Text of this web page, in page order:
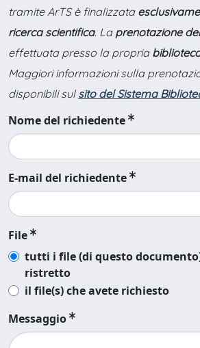
tramite ArTS è finalizzata
ricerca scientifica. La prenotazione
effettuata presso la propria
Maggiori informazioni sulla
disponibili sul sito del Sistema
Nome del richiedente
E-mail del richiedente
File
tutti i file (di questo
ristretto
il file(s) che avete richiesto
Messaggio